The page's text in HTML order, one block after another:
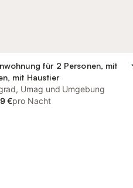
für 2 Personen, mit
mit Haustier
Umag und Umgebung
€pro Nacht